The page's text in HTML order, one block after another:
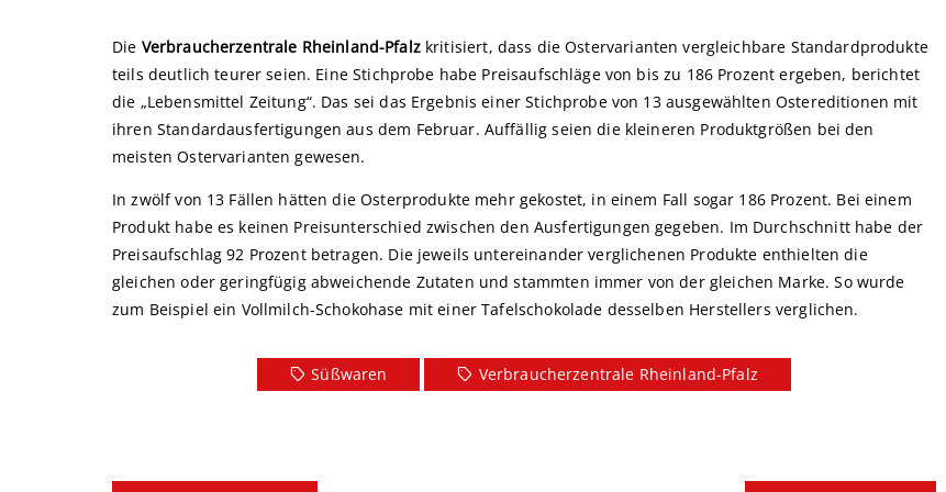
Die Verbraucherzentrale Rheinland-Pfalz kritisiert, dass die Ostervarianten vergleichbare Standardprodukte
teils deutlich teurer seien. Eine Stichprobe habe Preisaufschläge von bis zu 186 Prozent ergeben, berichtet
die „Lebensmittel Zeitung“. Das sei das Ergebnis einer Stichprobe von 13 ausgewählten Ostereditionen mit
ihren Standardausfertigungen aus dem Februar. Auffällig seien die kleineren Produktgrößen bei den
meisten Ostervarianten gewesen.
In zwölf von 13 Fällen hätten die Osterprodukte mehr gekostet, in einem Fall sogar 186 Prozent. Bei einem
Produkt habe es keinen Preisunterschied zwischen den Ausfertigungen gegeben. Im Durchschnitt habe der
Preisaufschlag 92 Prozent betragen. Die jeweils untereinander verglichenen Produkte enthielten die
gleichen oder geringfügig abweichende Zutaten und stammten immer von der gleichen Marke. So wurde
zum Beispiel ein Vollmilch-Schokohase mit einer Tafelschokolade desselben Herstellers verglichen.
Süßwaren Verbraucherzentrale Rheinland-Pfalz